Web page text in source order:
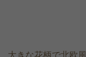
大きな花柄で北欧